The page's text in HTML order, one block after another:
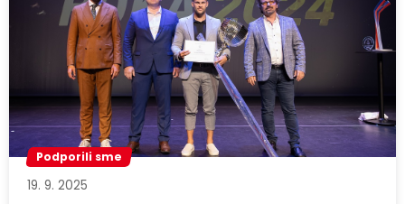
Podporili sme
19. 9. 2025